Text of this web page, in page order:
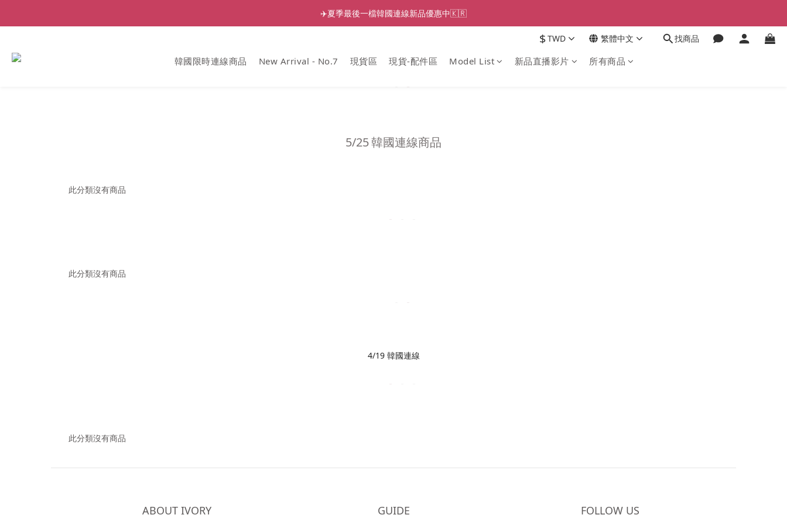
✈️夏季最後一檔韓國連線新品優惠中🇰🇷
$TWD 繁體中文 找商品
韓國限時連線商品 New Arrival - No.7 現貨區 現貨-配件區 Model List 新品直播影片 所有商品
5/25韓國連線商品
此分類沒有商品
此分類沒有商品
4/19 韓國連線
此分類沒有商品
ABOUT IVORY GUIDE FOLLOW US